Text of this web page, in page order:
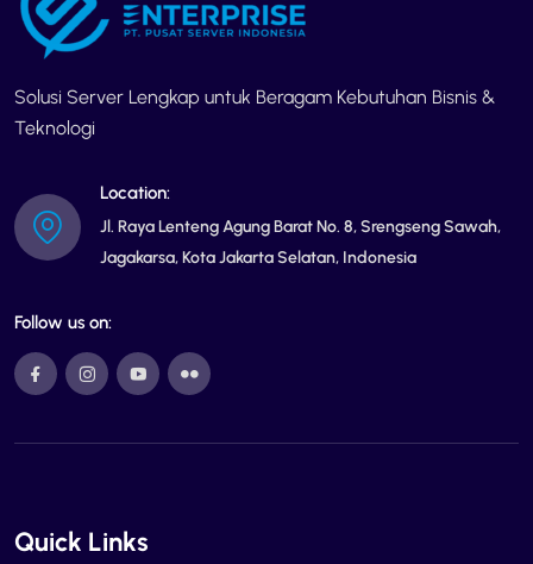
Solusi Server Lengkap untuk Beragam Kebutuhan Bisnis &
Teknologi
Location:
Jl. Raya Lenteng Agung Barat No. 8, Srengseng Sawah,
Jagakarsa, Kota Jakarta Selatan, Indonesia
Follow us on:
Quick Links